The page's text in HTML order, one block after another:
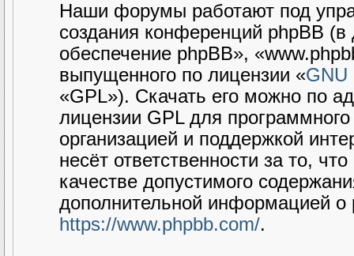
Наши форумы работают под
создания конференций phpBB
обеспечение phpBB»,
выпущенного по лицензии «GNU
«GPL»). Скачать его можно по
лицензии GPL для
организацией и поддержкой
несёт ответственности за то,
качестве допустимого
дополнительной информацией
https://www.phpbb.com/.